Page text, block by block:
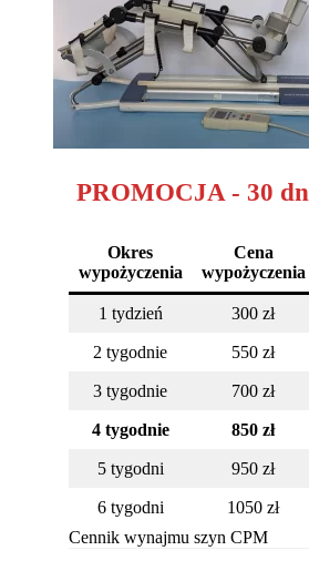
PROMOCJA - 30
Okres
wypożyczenia
Cena
wypożyczenia
1 tydzień 300 zł
2 tygodnie 550 zł
3 tygodnie 700 zł
4 tygodnie 850 zł
5 tygodni 950 zł
6 tygodni 1050 zł
Cennik wynajmu szyn CPM